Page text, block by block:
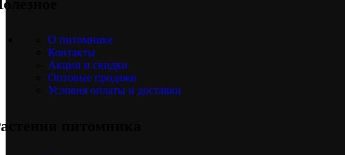
О питомнике
Контакты
Акции и скидки
Оптовые продажи
Условия оплаты и доставки
питомника